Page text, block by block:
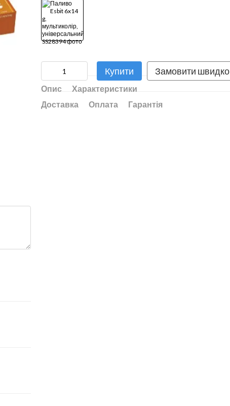
Купити Замовити швидко
Опис
Характеристики
Доставка
Оплата Гарантія